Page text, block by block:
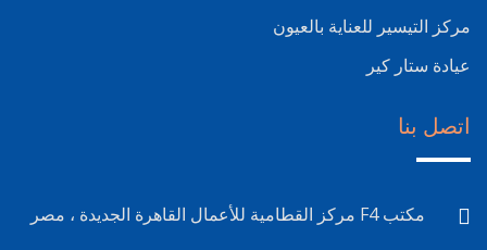
مركز التيسير للعناية بالعيون
عيادة ستار كير
اتصل بنا
مكتب F4 مركز القطامية للأعمال القاهرة الجديدة ، مصر